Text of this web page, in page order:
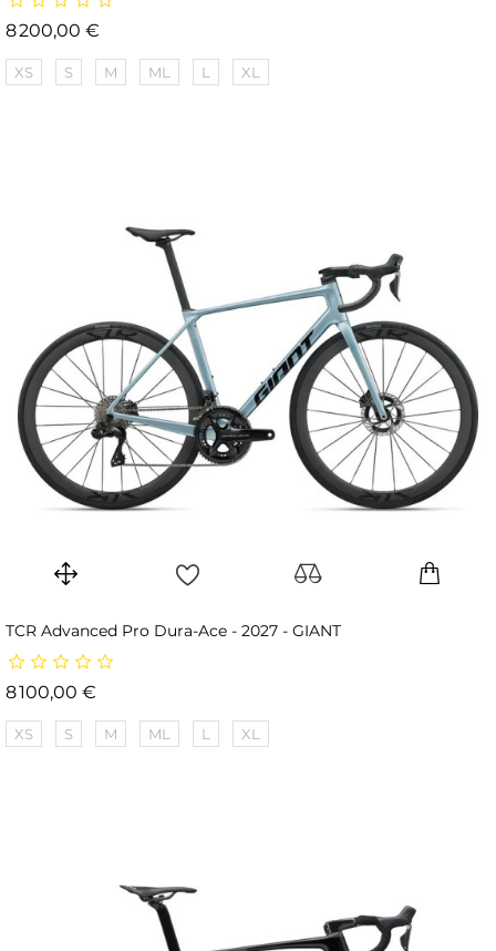
8 200,00 €
XS S M ML L XL
TCR Advanced Pro Dura-Ace - 2027 - GIANT
8 100,00 €
XS S M ML L XL